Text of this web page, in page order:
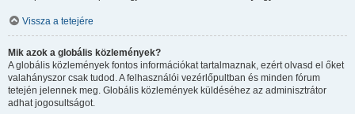
Vissza a tetejére
Mik azok a globális közlemények?
A globális közlemények fontos információkat tartalmaznak, ezért olvasd el őket
valahányszor csak tudod. A felhasználói vezérlőpultban és minden fórum
tetején jelennek meg. Globális közlemények küldéséhez az adminisztrátor
adhat jogosultságot.